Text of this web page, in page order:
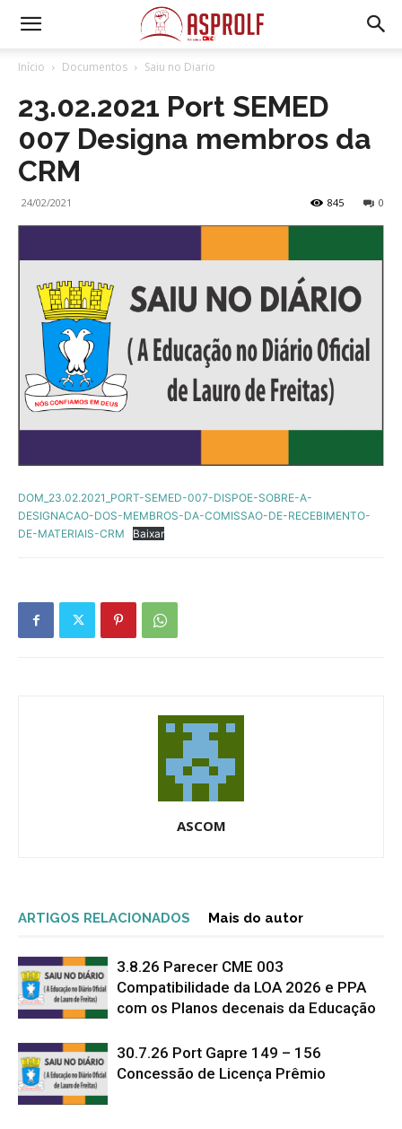
Início Documentos Saiu no Diario
23.02.2021 Port SEMED
007 Designa membros da
CRM
24/02/2021 0
845
DOM_23.02.2021_PORT-SEMED-007-DISPOE-SOBRE-A-
DESIGNACAO-DOS-MEMBROS-DA-COMISSAO-DE-RECEBIMENTO-
DE-MATERIAIS-CRM
Baixar
ASCOM
ARTIGOS RELACIONADOS Mais do autor
3.8.26 Parecer CME 003
Compatibilidade da LOA 2026 e PPA
com os Planos decenais da Educação
30.7.26 Port Gapre 149 – 156
Concessão de Licença Prêmio